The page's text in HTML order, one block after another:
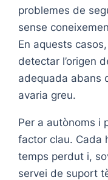
problemes de
sense
En aquests
detectar l’origen
adequada abans
avaria greu.
Per a autònoms i
factor clau. Cada
temps perdut i,
servei de suport